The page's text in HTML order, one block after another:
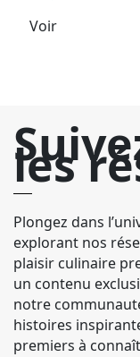
Voir
les
Plongez dans
explorant nos
plaisir culinaire
un contenu
notre
histoires
premiers à